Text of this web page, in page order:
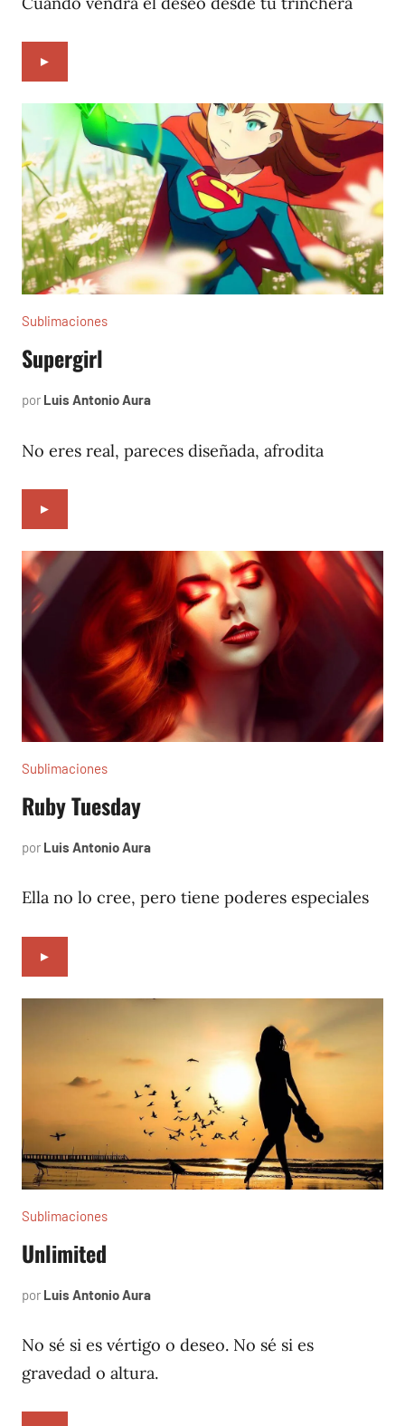
►
Sublimaciones
Supergirl
por Luis Antonio Aura
2023
No eres real, pareces diseñada, afrodita
►
Sublimaciones
Ruby Tuesday
por Luis Antonio Aura
2023
Ella no lo cree, pero tiene poderes especiales
►
Sublimaciones
Unlimited
por Luis Antonio Aura
2023
No sé si es vértigo o deseo. No sé si es
gravedad o altura.